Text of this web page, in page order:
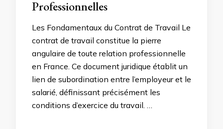
Professionnelles
Les Fondamentaux du Contrat de Travail Le
contrat de travail constitue la pierre
angulaire de toute relation professionnelle
en France. Ce document juridique établit un
lien de subordination entre l’employeur et le
salarié, définissant précisément les
conditions d’exercice du travail. …